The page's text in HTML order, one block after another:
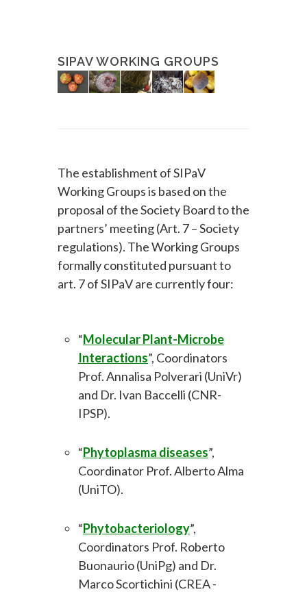
SIPAV WORKING GROUPS
The establishment of SIPaV
Working Groups is based on the
proposal of the Society Board to the
partners’ meeting (Art. 7 – Society
regulations). The Working Groups
formally constituted pursuant to
art. 7 of SIPaV are currently four:
“Molecular Plant-Microbe
Interactions”, Coordinators
Prof. Annalisa Polverari (UniVr)
and Dr. Ivan Baccelli (CNR-
IPSP).
“Phytoplasma diseases”,
Coordinator Prof. Alberto Alma
(UniTO).
“Phytobacteriology”,
Coordinators Prof. Roberto
Buonaurio (UniPg) and Dr.
Marco Scortichini (CREA -